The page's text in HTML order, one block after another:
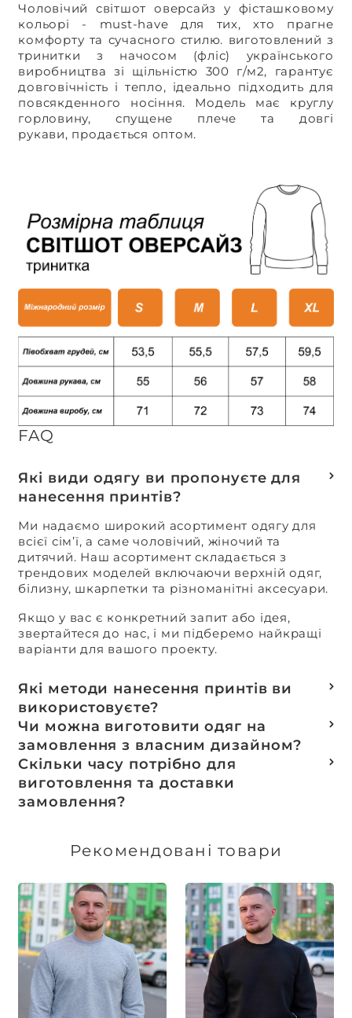
Чоловічий світшот оверсайз
у фісташковому
кольорі - must-have для тих, хто прагне
комфорту та сучасного стилю. виготовлений з
тринитки з начосом (фліс) українського
виробництва зі щільністю 300 г/м2,
гарантує
довговічність і тепло, ідеально підходить для
повсякденного носіння. Модель має круглу
горловину, спущене плече та довгі
рукави, продається оптом.
FAQ
Які види одягу ви пропонуєте для
нанесення принтів?
Ми надаємо широкий асортимент одягу для
всієї сім’ї, а саме чоловічий, жіночий та
дитячий. Наш асортимент складається з
трендових моделей включаючи верхній одяг,
білизну, шкарпетки та різноманітні аксесуари.
Якщо у вас є конкретний запит або ідея,
звертайтеся до нас, і ми підберемо найкращі
варіанти для вашого проекту.
Які методи нанесення принтів ви
використовуєте?
Термотранферний
Шовкотрафаретний
DTF – друк
Машинна вишивка
Чи можна виготовити одяг на
замовлення з власним дизайном?
Так, ми спеціалізуємося на розробці колекцій
та мерчу під ключ, цей процес включає підбір
тканин, розробку лекал, дизай та
завершується пошиттям готового виробу.
Скільки часу потрібно для
виготовлення та доставки
замовлення?
виготовлення індивідуальних замовлень
Рекомендовані товари